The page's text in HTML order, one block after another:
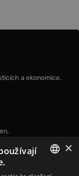
a ekonomice.
CZECH
×